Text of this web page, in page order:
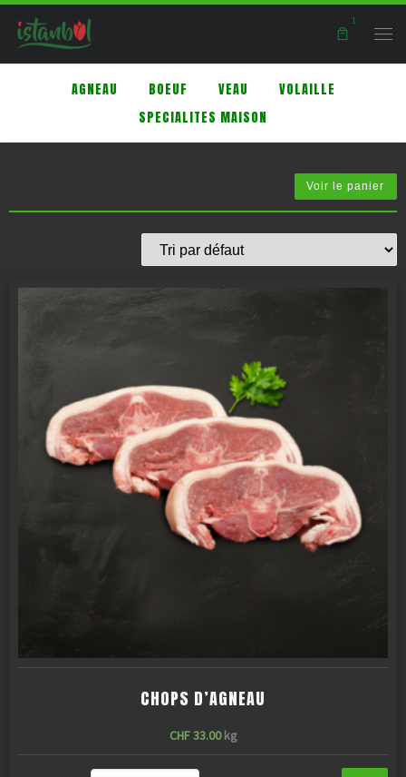
Skip to content 1
AGNEAU BOEUF VEAU
VOLAILLE
SPECIALITES MAISON
Voir le panier
CHOPS D’AGNEAU
CHF33.00 kg